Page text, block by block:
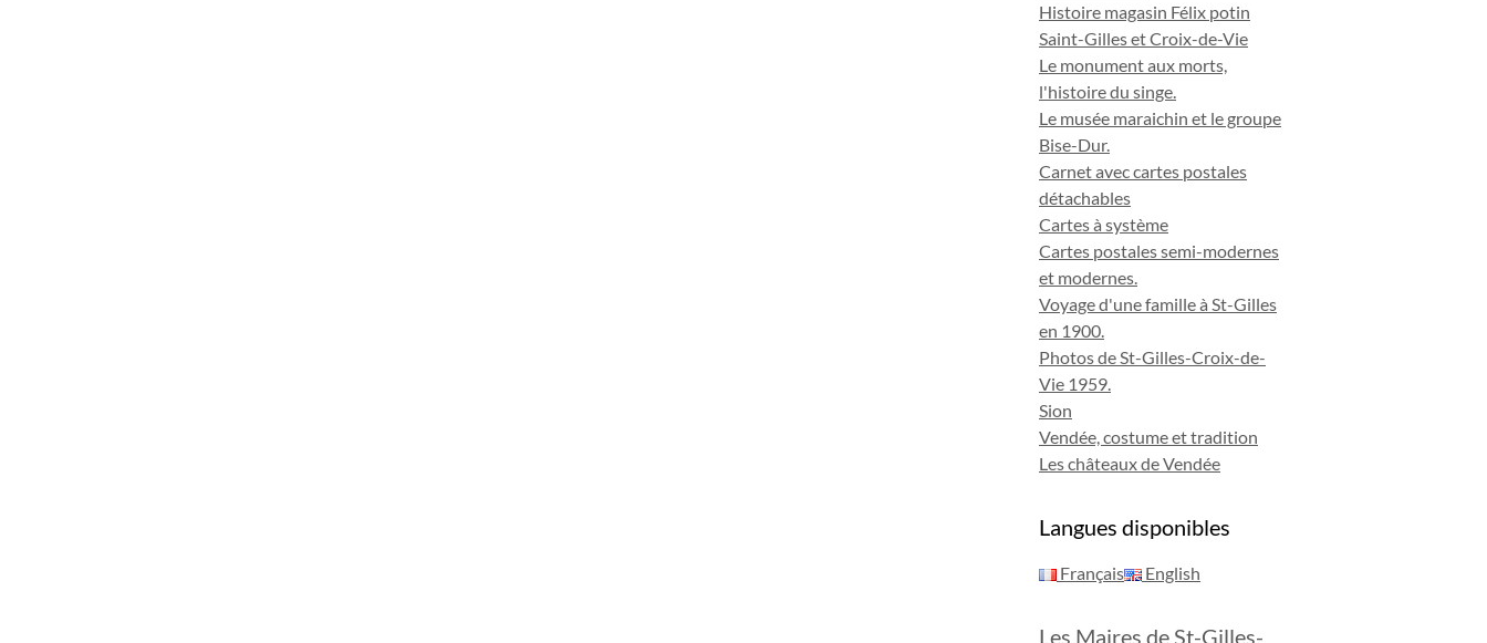
Histoire magasin Félix potin
Saint-Gilles et Croix-de-Vie
Le monument aux morts,
l'histoire du singe.
Le musée maraichin et le groupe
Bise-Dur.
Carnet avec cartes postales
détachables
Cartes à système
Cartes postales semi-modernes
et modernes.
Voyage d'une famille à St-Gilles
en 1900.
Photos de St-Gilles-Croix-de-
Vie 1959.
Sion
Vendée, costume et tradition
Les châteaux de Vendée
Langues disponibles
Français English
Les Maires de St-Gilles-